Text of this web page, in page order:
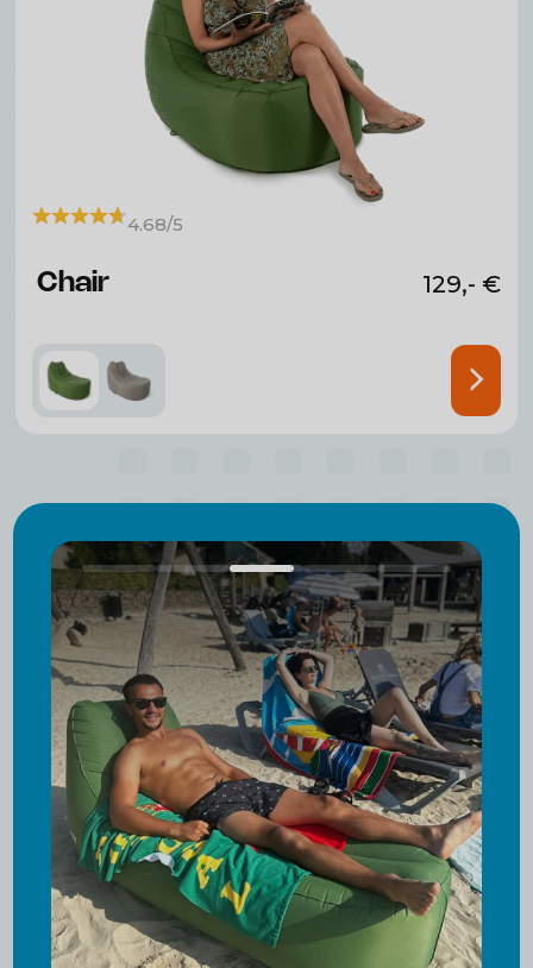
4.68/5
Chair 129,- €
secondes d'une simple pression, sans
pompe externe.
Facile et rapide à transporter
Seulement 1,1 à 1,4 kg et facile à
transporter sur votre épaule
grâce au sac fourni.
Utilise-le comme batterie externe
Recharger la batterie de votre
téléphone tout en vous relaxant ?
C'est possible grâce à la batterie
externe intégrée !